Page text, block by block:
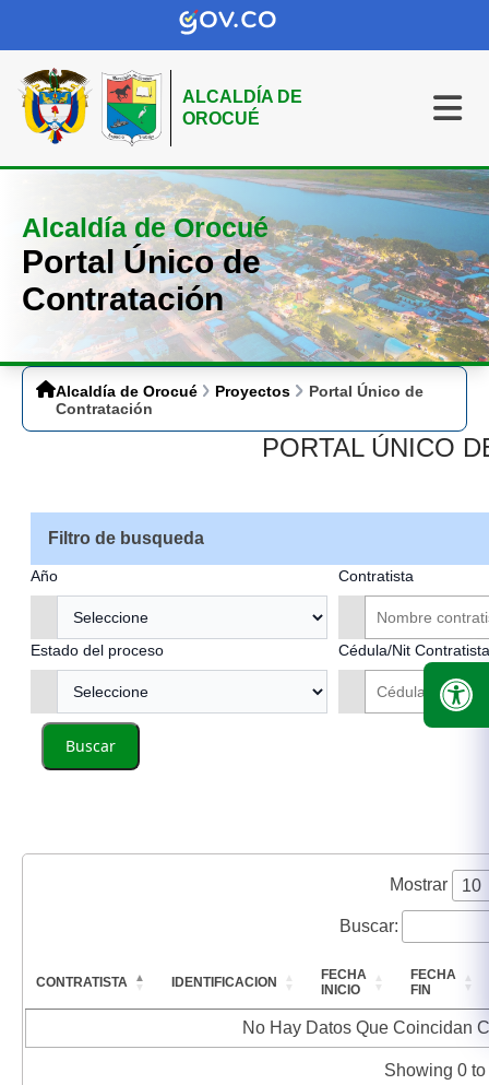
ALCALDÍA DE
OROCUÉ
Alcaldía de Orocué
Portal Único de
Contratación
Alcaldía de Orocué Proyectos
Portal Único de
Contratación
PORTAL ÚNICO
Filtro de busqueda
Año Contratista
Estado del proceso Cédula/Nit Contratista
Buscar
Mostrar
Buscar:
CONTRATISTA IDENTIFICACION
FECHA
INICIO
FECHA
FIN
No Hay Datos Que Coincidan
Showing 0